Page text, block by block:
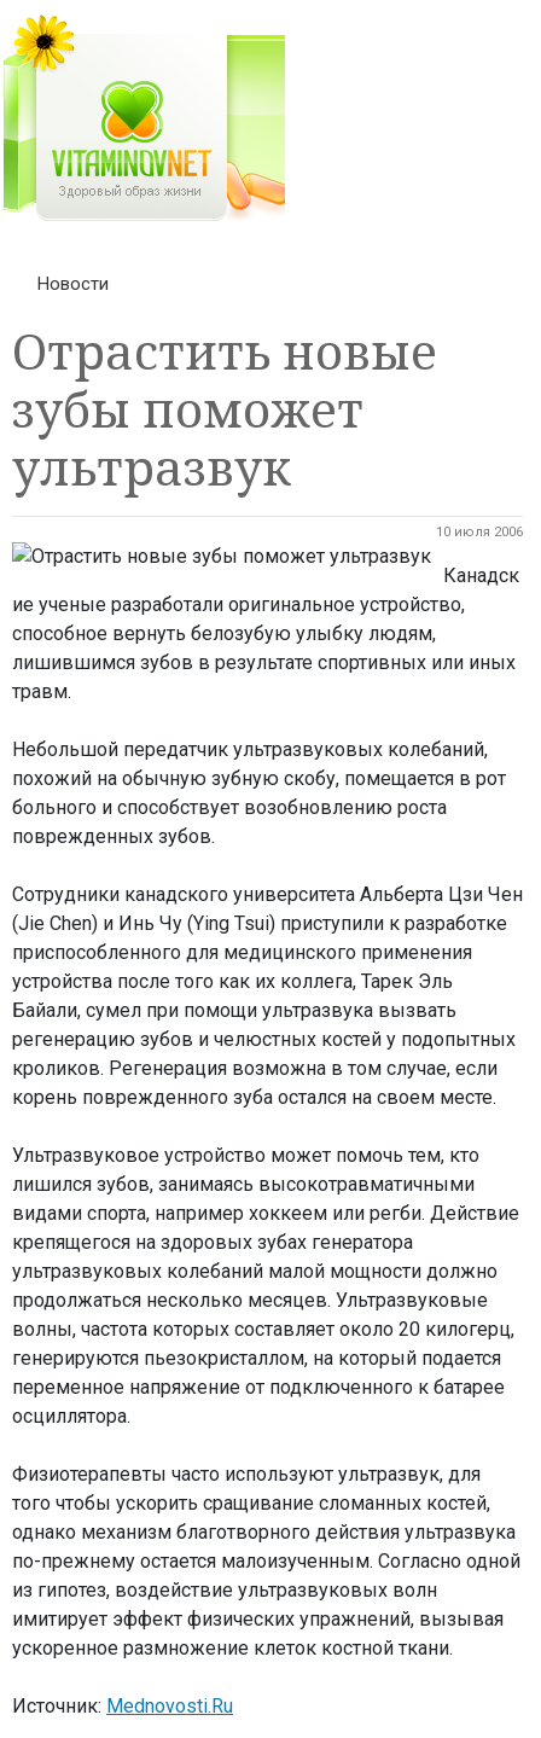
Новости
Отрастить новые
зубы поможет
ультразвук
10 июля 2006
Канадск
ие ученые разработали оригинальное устройство,
способное вернуть белозубую улыбку людям,
лишившимся зубов в результате спортивных или иных
травм.
Небольшой передатчик ультразвуковых колебаний,
похожий на обычную зубную скобу, помещается в рот
больного и способствует возобновлению роста
поврежденных зубов.
Сотрудники канадского университета Альберта Цзи Чен
(Jie Chen) и Инь Чу (Ying Tsui) приступили к разработке
приспособленного для медицинского применения
устройства после того как их коллега, Тарек Эль
Байали, сумел при помощи ультразвука вызвать
регенерацию зубов и челюстных костей у подопытных
кроликов. Регенерация возможна в том случае, если
корень поврежденного зуба остался на своем месте.
Ультразвуковое устройство может помочь тем, кто
лишился зубов, занимаясь высокотравматичными
видами спорта, например хоккеем или регби. Действие
крепящегося на здоровых зубах генератора
ультразвуковых колебаний малой мощности должно
продолжаться несколько месяцев. Ультразвуковые
волны, частота которых составляет около 20 килогерц,
генерируются пьезокристаллом, на который подается
переменное напряжение от подключенного к батарее
осциллятора.
Физиотерапевты часто используют ультразвук, для
того чтобы ускорить сращивание сломанных костей,
однако механизм благотворного действия ультразвука
по-прежнему остается малоизученным. Согласно одной
из гипотез, воздействие ультразвуковых волн
имитирует эффект физических упражнений, вызывая
ускоренное размножение клеток костной ткани.
Источник: Mednovosti.Ru